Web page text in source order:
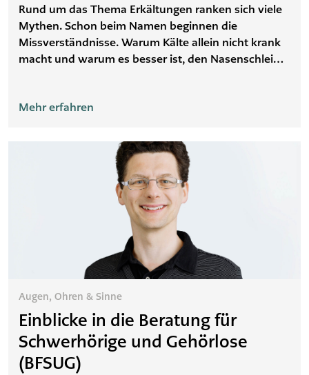
Rund um das Thema Erkältungen ranken sich viele
Mythen. Schon beim Namen beginnen die
Missverständnisse. Warum Kälte allein nicht krank
macht und warum es besser ist, den Nasenschleim
Mehr erfahren
Augen, Ohren & Sinne
Einblicke in die Beratung für
Schwerhörige und Gehörlose
(BFSUG)